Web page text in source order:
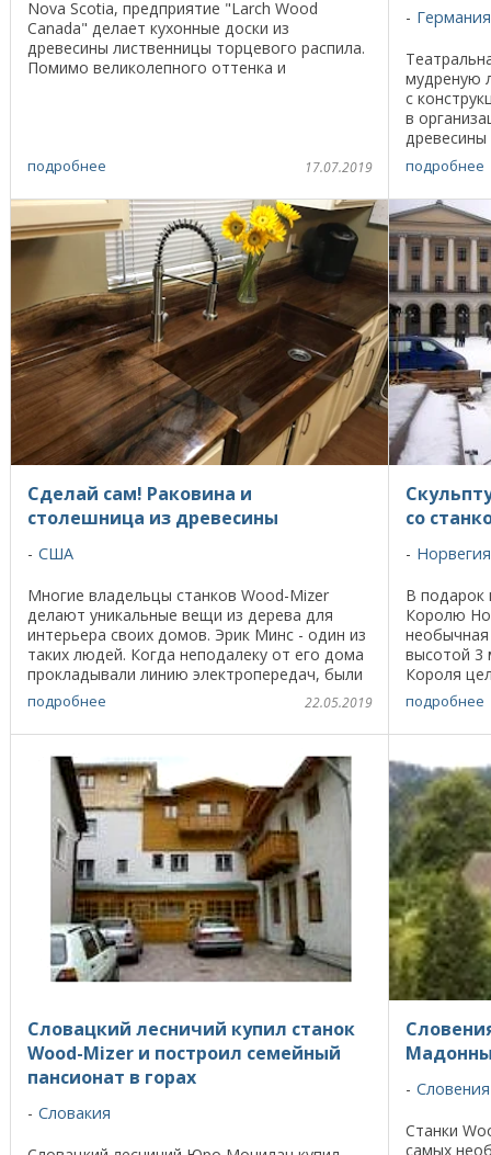
Nova Scotia, предприятие "Larch Wood
Canada" делает кухонные доски из
древесины лиственницы торцевого распила.
Помимо великолепного оттенка и
подробнее 17.07.2019
Германия
мудреную
с
в
древесины
системы -
который
подробнее
Сделай сам! Раковина и
столешница из древесины
США
Многие владельцы станков Wood-Mizer
делают уникальные вещи из дерева для
интерьера своих домов. Эрик Минс - один из
таких людей. Когда неподалеку от его дома
прокладывали линию электропередач, были
срублены деревья, среди которых оказался
черный ...
подробнее 22.05.2019
со
Норвегия
В подарок
Королю
высотой 3
Короля
теплая
Чтобы
подробнее
Словацкий лесничий купил станок
Wood-Mizer и построил семейный
пансионат в горах
Словакия
Словения
Станки
самых